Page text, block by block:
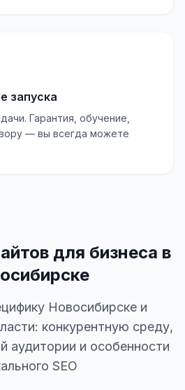
запуска
Гарантия, обучение,
— вы всегда можете
для бизнеса в
Новосибирске и
конкурентную среду,
аудитории и особенности
SEO